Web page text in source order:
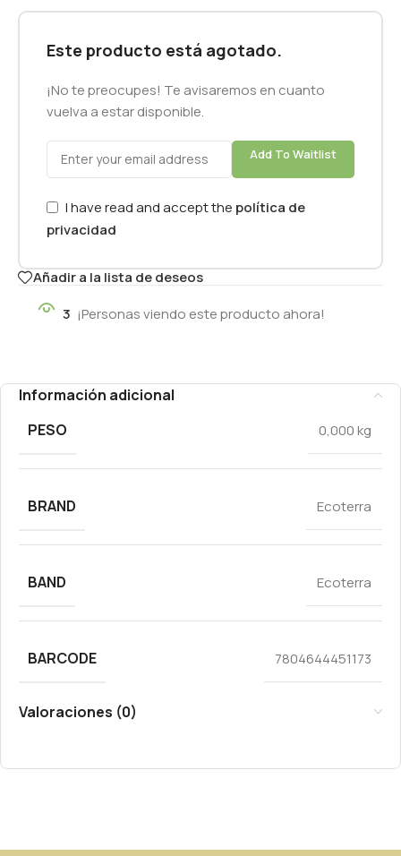
Este producto está agotado.
¡No te preocupes! Te avisaremos en cuanto
vuelva a estar disponible.
Add To Waitlist
I have read and accept the política de
privacidad
Añadir a la lista de deseos
3 ¡Personas viendo este producto ahora!
Información adicional
PESO
0,000 kg
BRAND Ecoterra
BAND Ecoterra
BARCODE 7804644451173
Valoraciones (0)